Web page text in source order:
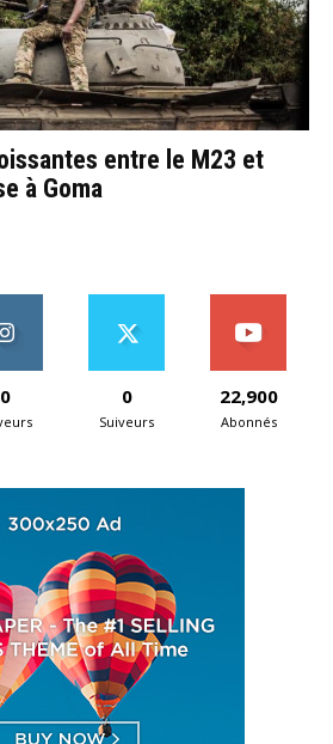
entre le M23 et
à Goma
0 0
Suiveurs
22,900
Abonnés